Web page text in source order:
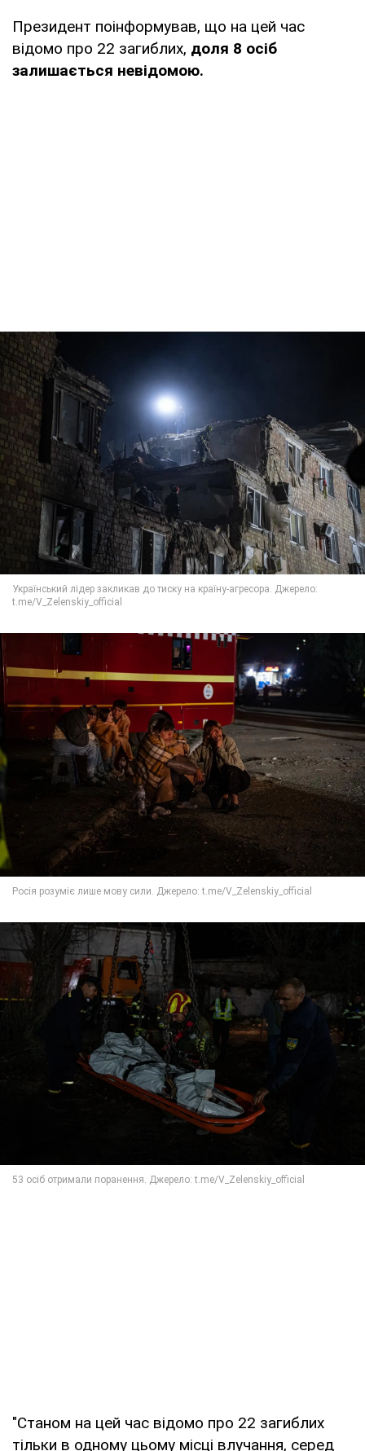
Президент поінформував, що на цей час
відомо про 22 загиблих, доля 8 осіб
залишається невідомою.
"Станом на цей час відомо про 22 загиблих
тільки в одному цьому місці влучання, серед